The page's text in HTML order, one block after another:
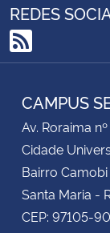
REDES
RSS
CAMPUS
Av. Roraima
Cidade
Bairro Camobi
Santa Maria -
CEP: 97105-